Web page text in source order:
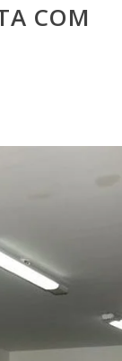
COM